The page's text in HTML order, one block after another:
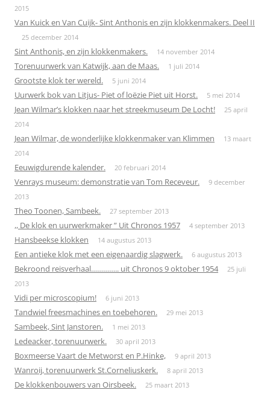
2015
Van Kuick en Van Cuijk- Sint Anthonis en zijn klokkenmakers. Deel II
25 december 2014
Sint Anthonis, en zijn klokkenmakers. 14 november 2014
Torenuurwerk van Katwijk, aan de Maas. 1 juli 2014
Grootste klok ter wereld. 5 juni 2014
Uurwerk bok van Litjus- Piet of loëzie Piet uit Horst. 5 mei 2014
Jean Wilmar’s klokken naar het streekmuseum De Locht!
25 april
2014
Jean Wilmar, de wonderlijke klokkenmaker van Klimmen
13 maart
2014
Eeuwigdurende kalender. 20 februari 2014
Venrays museum: demonstratie van Tom Receveur.
9 december
2013
Theo Toonen, Sambeek. 27 september 2013
,, De klok en uurwerkmaker ” Uit Chronos 1957 4 september 2013
Hansbeekse klokken 14 augustus 2013
Een antieke klok met een eigenaardig slagwerk. 6 augustus 2013
Bekroond reisverhaal………….. uit Chronos 9 oktober 1954
25 juli
2013
Vidi per microscopium! 6 juni 2013
Tandwiel freesmachines en toebehoren. 29 mei 2013
Sambeek, Sint Janstoren. 1 mei 2013
Ledeacker, torenuurwerk. 30 april 2013
Boxmeerse Vaart de Metworst en P.Hinke, 9 april 2013
Wanroij, torenuurwerk St.Corneliuskerk. 8 april 2013
De klokkenbouwers van Oirsbeek. 25 maart 2013